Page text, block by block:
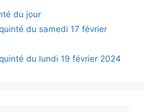
du jour
du samedi 17 février
du lundi 19 février 2024